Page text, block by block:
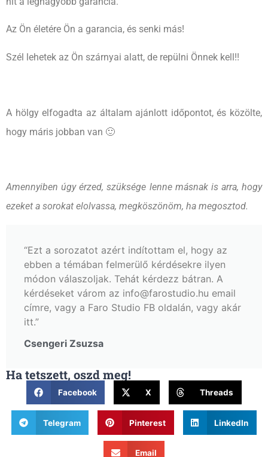
Az Ön életére Ön a garancia, és senki más!
Szél lehetek az Ön szárnyai alatt, de repülni Önnek kell!!
A hölgy elfogadta az általam ajánlott időpontot, és közölte,
hogy máris jobban van 🙂
Amennyiben úgy érzed, szüksége lenne másnak is arra, hogy
ezeket a sorokat elolvassa, megköszönöm, ha megosztod.
“Ezt a sorozatot azért indítottam el, hogy az
ebben a témában felmerülő kérdésekre ilyen
módon válaszoljak. Tehát kérdezz bátran. A
kérdéseket várom az info@farostudio.hu email
címre, vagy a Faro Studio FB oldalán, vagy akár
itt.”
Csengeri Zsuzsa
Ha tetszett, oszd meg!
Facebook X Threads
Telegram Pinterest LinkedIn
Email